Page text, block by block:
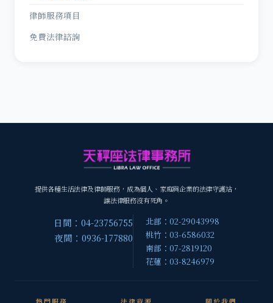
律師服務項目
免費法律諮詢
提供各種生活法律及律師服務，成為個人、家庭與企業的法律守護站，
讓法律服務沒有死角。
日間：04-23756755
夜間：0936-177880
北部：02-29043998
桃竹：03-6586032
南部：07-2819120
花蓮：03-8246979